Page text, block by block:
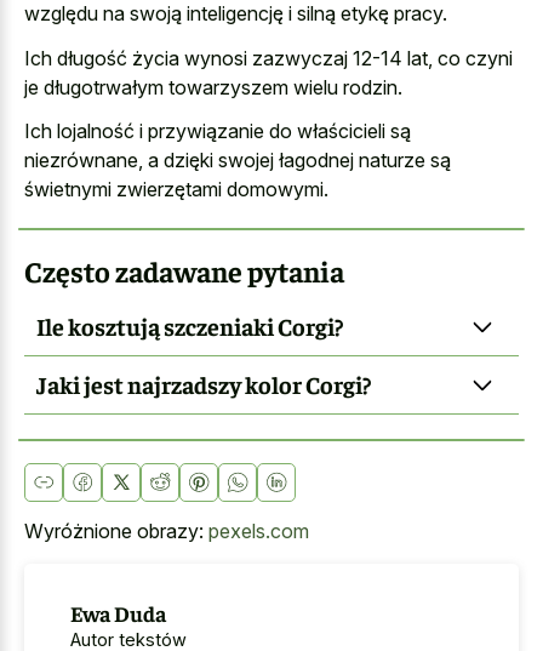
względu na swoją inteligencję i silną etykę pracy.
Ich długość życia wynosi zazwyczaj 12-14 lat, co czyni
je długotrwałym towarzyszem wielu rodzin.
Ich lojalność i przywiązanie do właścicieli są
niezrównane, a dzięki swojej łagodnej naturze są
świetnymi zwierzętami domowymi.
Często zadawane pytania
Ile kosztują szczeniaki Corgi?
Jaki jest najrzadszy kolor Corgi?
Wyróżnione obrazy: pexels.com
Ewa Duda
Autor tekstów